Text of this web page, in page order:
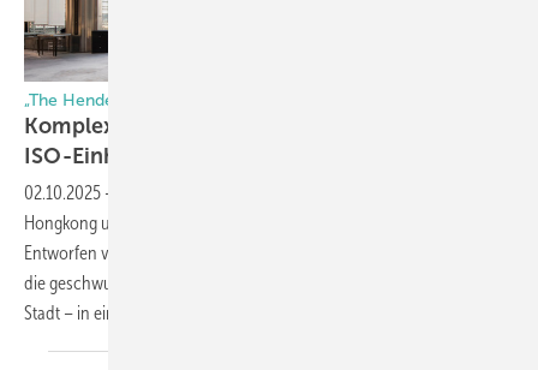
„The Henderson“ in Hongkong
Komplexe Glasfassade mit gebogenen
ISO-Einheiten
02.10.2025 -
Hongkong um ein neues architektonisches Wahrzeichen reicher.
Entworfen von Zaha Hadid Architects, übersetzt der 36-stöckige Turm
die geschwungene Form einer Bauhinia-Knospe – ein Symbol der
Stadt – in ein organisch erscheinenden Hochhaus.